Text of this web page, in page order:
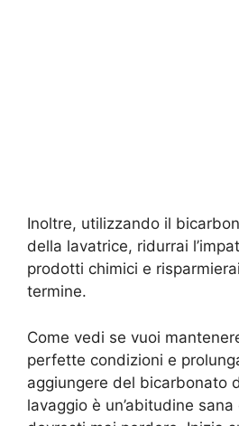
Inoltre, utilizzando il
della lavatrice, ridurrai
prodotti chimici e
termine.
Come vedi se vuoi
perfette condizioni e
aggiungere del bicarbonato
lavaggio è un’abitudine